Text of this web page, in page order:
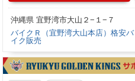
沖縄県 宜野湾市大山２−１−７
バイクＲ（宜野湾大山本店）格安バ
イク販売